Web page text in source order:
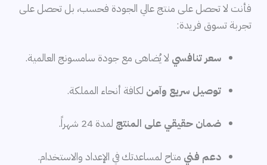
فأنت لا تحصل على منتج عالي الجودة فحسب، بل تحصل على
تجربة تسوق فريدة:
سعر تنافسي لا يُضاهى مع جودة سامسونج العالمية.
توصيل سريع وآمن لكافة أنحاء المملكة.
ضمان حقيقي على المنتج لمدة 24 شهراً.
دعم فني متاح لمساعدتك في الإعداد والاستخدام.